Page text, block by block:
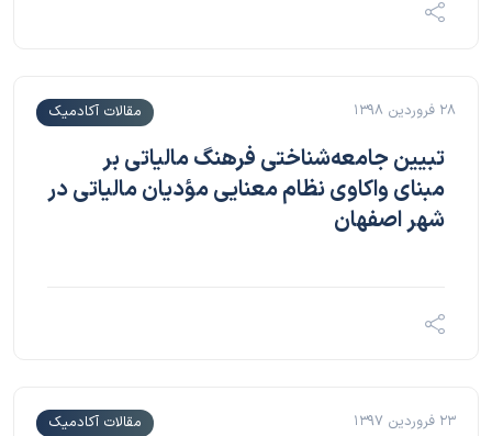
مقالات آکادمیک ۲۸ فروردین ۱۳۹۸
تبیین جامعه‌‌شناختی فرهنگ مالیاتی بر
مبنای واکاوی نظام معنایی مؤدیان مالیاتی در
شهر اصفهان
مقالات آکادمیک ۲۳ فروردین ۱۳۹۷